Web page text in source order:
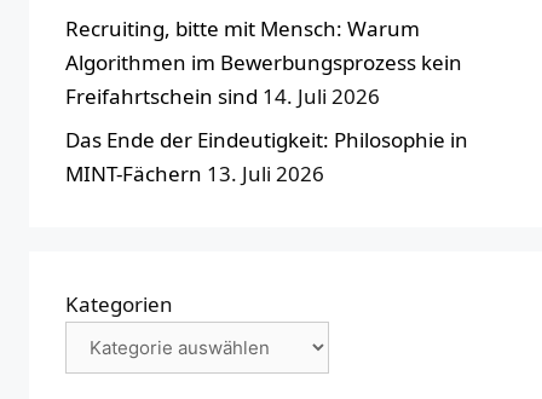
Recruiting, bitte mit Mensch: Warum
Algorithmen im Bewerbungsprozess kein
Freifahrtschein sind 14. Juli 2026
Das Ende der Eindeutigkeit: Philosophie in
MINT-Fächern 13. Juli 2026
Kategorien